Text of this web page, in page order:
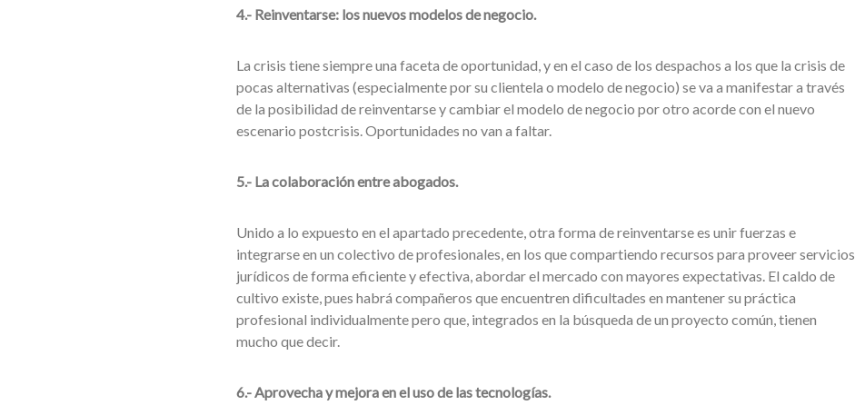
4.- Reinventarse: los nuevos modelos de negocio.
La crisis tiene siempre una faceta de oportunidad, y en el caso de los despachos a los que la crisis de
pocas alternativas (especialmente por su clientela o modelo de negocio) se va a manifestar a través
de la posibilidad de reinventarse y cambiar el modelo de negocio por otro acorde con el nuevo
escenario postcrisis. Oportunidades no van a faltar.
5.- La colaboración entre abogados.
Unido a lo expuesto en el apartado precedente, otra forma de reinventarse es unir fuerzas e
integrarse en un colectivo de profesionales, en los que compartiendo recursos para proveer servicios
jurídicos de forma eficiente y efectiva, abordar el mercado con mayores expectativas. El caldo de
cultivo existe, pues habrá compañeros que encuentren dificultades en mantener su práctica
profesional individualmente pero que, integrados en la búsqueda de un proyecto común, tienen
mucho que decir.
6.- Aprovecha y mejora en el uso de las tecnologías.